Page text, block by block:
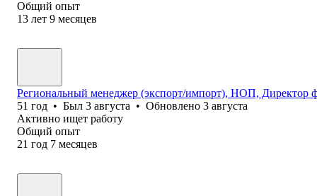
Общий опыт
13 лет 9 месяцев
Региональный менеджер (экспорт/импорт), НОП, Директор
51 год • Был 3 августа • Обновлено 3 августа
Активно ищет работу
Общий опыт
21 год 7 месяцев